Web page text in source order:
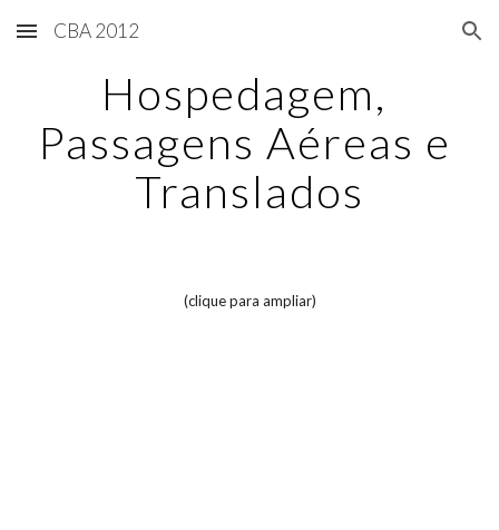
Skip to main content Skip to navigation
CBA 2012
Hospedagem,
Passagens Aéreas e
Translados
(clique para ampliar)